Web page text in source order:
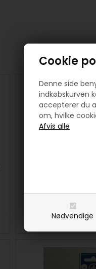
Cookie
Denne side
indkøbskurven
accepterer du
om, hvilke
Nødvendige
Cross-stitch nåle fra
SE MERE